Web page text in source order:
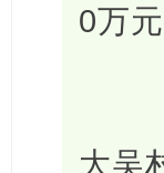
0万元
大吴